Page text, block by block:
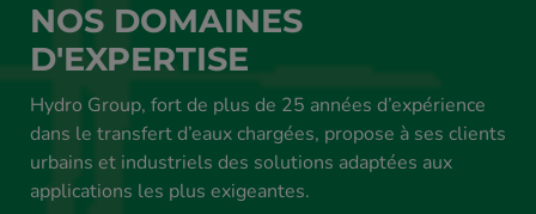
NOS DOMAINES
D'EXPERTISE
Hydro Group, fort de plus de 25 années d’expérience
dans le transfert d’eaux chargées, propose à ses clients
urbains et industriels des solutions adaptées aux
applications les plus exigeantes.